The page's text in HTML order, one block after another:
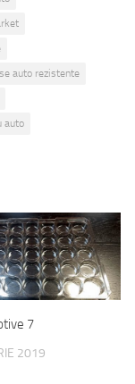
auto rezistente
auto
7
2019